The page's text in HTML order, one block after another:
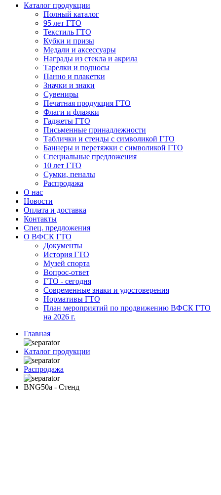
Каталог продукции
Полный каталог
95 лет ГТО
Текстиль ГТО
Кубки и призы
Медали и аксессуары
Награды из стекла и акрила
Тарелки и подносы
Панно и плакетки
Значки и знаки
Сувениры
Печатная продукция ГТО
Флаги и флажки
Гаджеты ГТО
Письменные принадлежности
Таблички и стенды с символикой ГТО
Баннеры и перетяжки с символикой ГТО
Специальные предложения
10 лет ГТО
Сумки, пеналы
Распродажа
О нас
Новости
Оплата и доставка
Контакты
Спец. предложения
О ВФСК ГТО
Документы
История ГТО
Музей спорта
Вопрос-ответ
ГТО - сегодня
Современные знаки и удостоверения
Нормативы ГТО
План мероприятий по продвижению ВФСК ГТО
на 2026 г.
Главная
Каталог продукции
Распродажа
BNG50a - Стенд